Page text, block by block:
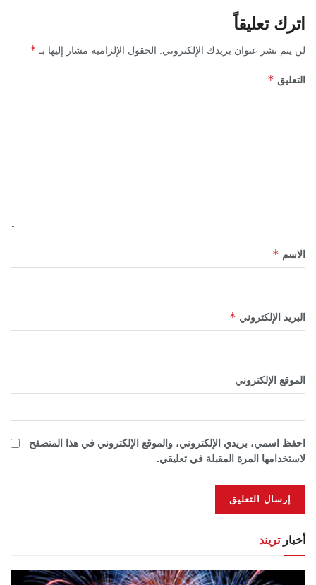
اترك تعليقاً
لن يتم نشر عنوان بريدك الإلكتروني. الحقول الإلزامية مشار إليها بـ *
التعليق *
الاسم *
البريد الإلكتروني *
الموقع الإلكتروني
احفظ اسمي، بريدي الإلكتروني، والموقع الإلكتروني في هذا المتصفح
لاستخدامها المرة المقبلة في تعليقي.
أخبارتريند